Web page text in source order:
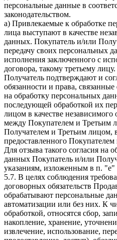
персональные данные в
законодательством.
a) Привлекаемые к обработке
лица выступают в качестве
данных. Покупатель и/или
передачу своих персональных
исполнения заключенного с
договора, такому третьему
Получатель подтверждают и
обязанности и права,
на обработку персональных
последующей обработкой их
лицом в качестве
между Покупателем и Третьим
Получателем и Третьим лицом,
предоставленного
Для отзыва такого согласия на
данных Покупатель и/или
указаниям, изложенным в п.
5.7. В целях соблюдения
договорных обязательств
обрабатывают персональные
автоматизации или без них. К
обработкой, относятся сбор,
накопление, хранение,
извлечение, использование,